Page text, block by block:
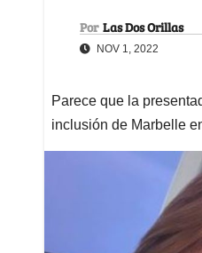
Por Las Dos Orillas
NOV 1, 2022
Parece que la
inclusión de Marbelle